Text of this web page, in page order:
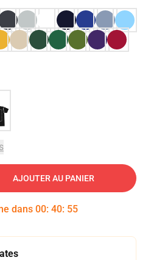
AJOUTER AU PANIER
dans 00: 40: 54